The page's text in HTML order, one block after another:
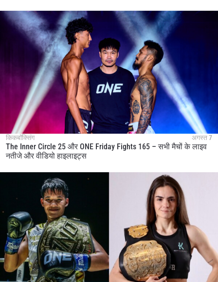
किकबॉक्सिंग अगस्त 7
The Inner Circle 25 और ONE Friday Fights 165 – सभी मैचों के लाइव
नतीजे और वीडियो हाइलाइट्स